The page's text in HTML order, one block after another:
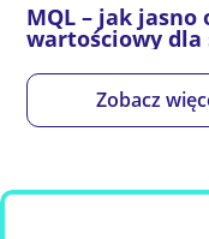
MQL – jak
wartościowy dla
Zobacz